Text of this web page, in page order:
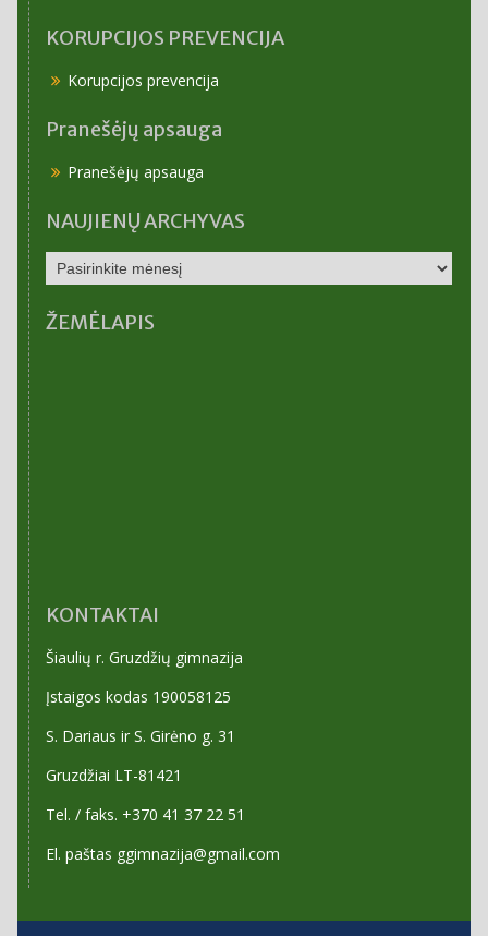
KORUPCIJOS PREVENCIJA
Korupcijos prevencija
Pranešėjų apsauga
Pranešėjų apsauga
NAUJIENŲ ARCHYVAS
NAUJIENŲ
ARCHYVAS
ŽEMĖLAPIS
KONTAKTAI
Šiaulių r. Gruzdžių gimnazija
Įstaigos kodas 190058125
S. Dariaus ir S. Girėno g. 31
Gruzdžiai LT-81421
Tel. / faks. +370 41 37 22 51
El. paštas ggimnazija@gmail.com